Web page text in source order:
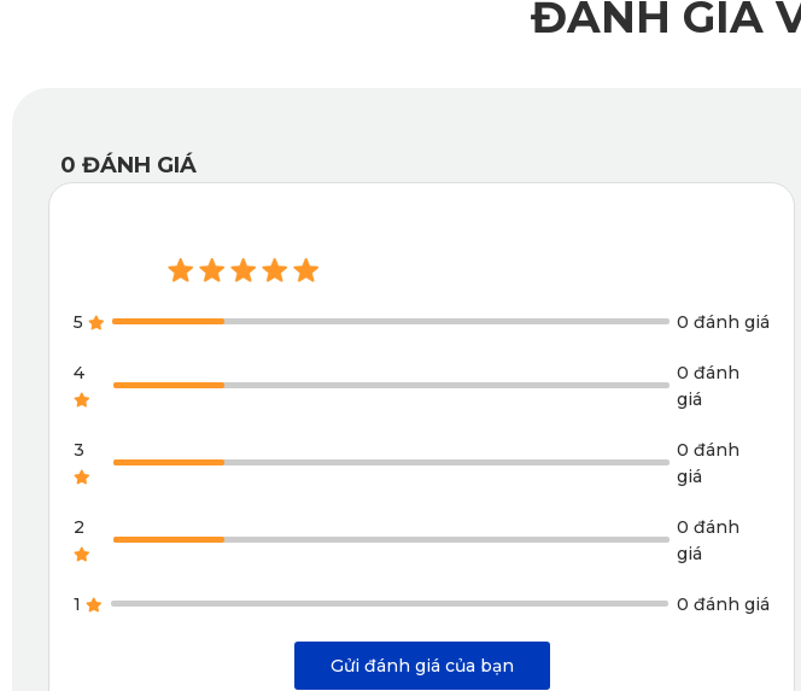
Thảm sàn ô tô 360 KIA Morning 2024
Bạn chỉ cần một chiếc khăn là có thể làm sạch mọi vết bẩn mà không tốn nhiều công sức. Tiếp
Đặc biệt, thảm sàn ô tô 360 KIA Morning 2024 hoàn toàn không mùi, không chứa chất độc hại.
Với một chiếc xe nhỏ như KIA Morning 2024, không gian hẹp dễ khiến bụi bẩn tích tụ chỉ sau vài
ĐÁNH GIÁ
0 ĐÁNH GIÁ
5 0 đánh giá
4
0 đánh
giá
3
0 đánh
giá
2
0 đánh
giá
1 0 đánh giá
Gửi đánh giá của bạn